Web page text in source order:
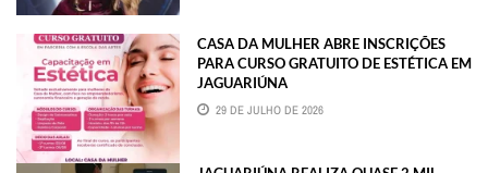
CASA DA MULHER ABRE INSCRIÇÕES
PARA CURSO GRATUITO DE ESTÉTICA EM
JAGUARIÚNA
29 DE JULHO DE 2026